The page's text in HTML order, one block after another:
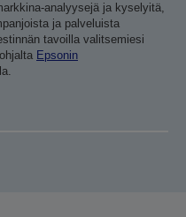
analyysejä ja kyselyitä,
ja palveluista
tavoilla valitsemiesi
Epsonin